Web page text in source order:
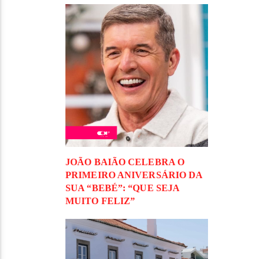
JOÃO BAIÃO CELEBRA O
PRIMEIRO ANIVERSÁRIO DA
SUA “BEBÉ”: “QUE SEJA
MUITO FELIZ”